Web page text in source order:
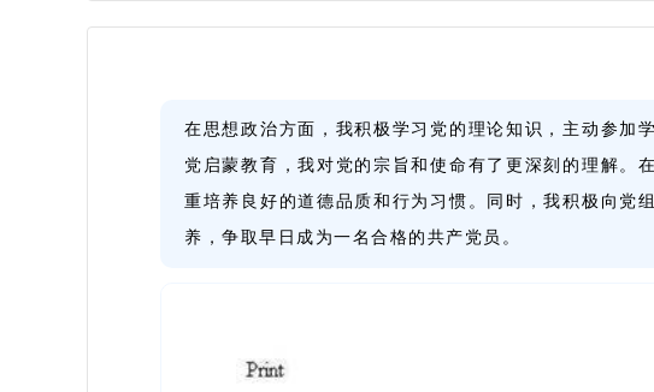
在思想政治方面，我积极学习党的理论知识，主动参加
党启蒙教育，我对党的宗旨和使命有了更深刻的理解。
重培养良好的道德品质和行为习惯。同时，我积极向党
养，争取早日成为一名合格的共产党员。